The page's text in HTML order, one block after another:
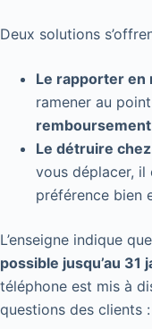
Deux solutions
Le rapporter en
ramener au
remboursement
Le détruire
vous déplacer, il
préférence bien
L’enseigne indique
possible jusqu’au 31
téléphone est mis à
questions des clients :